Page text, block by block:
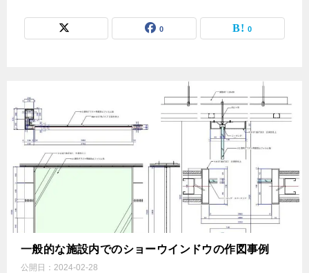
0 0
一般的な施設内でのショーウインドウの作図事例
公開日： 2024-02-28